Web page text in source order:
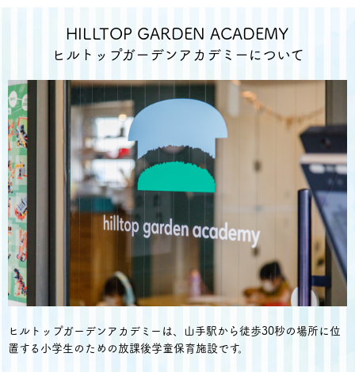
HILLTOP GARDEN ACADEMY
ヒルトップガーデンアカデミーについて
ヒルトップガーデンアカデミーは、山手駅から徒歩30秒の場所に位
置する小学生のための放課後学童保育施設です。